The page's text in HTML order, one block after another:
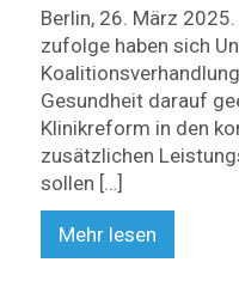
Berlin, 26. März
zufolge haben sich
Gesundheit darauf
Klinikreform in den
zusätzlichen
sollen […]
Mehr lesen